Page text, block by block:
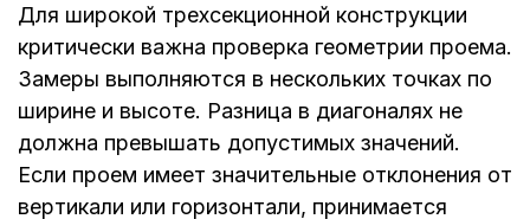
Для широкой трехсекционной конструкции
критически важна проверка геометрии проема.
Замеры выполняются в нескольких точках по
ширине и высоте. Разница в диагоналях не
должна превышать допустимых значений.
Если проем имеет значительные отклонения от
вертикали или горизонтали, принимается